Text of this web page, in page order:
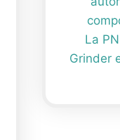
La
Grinder